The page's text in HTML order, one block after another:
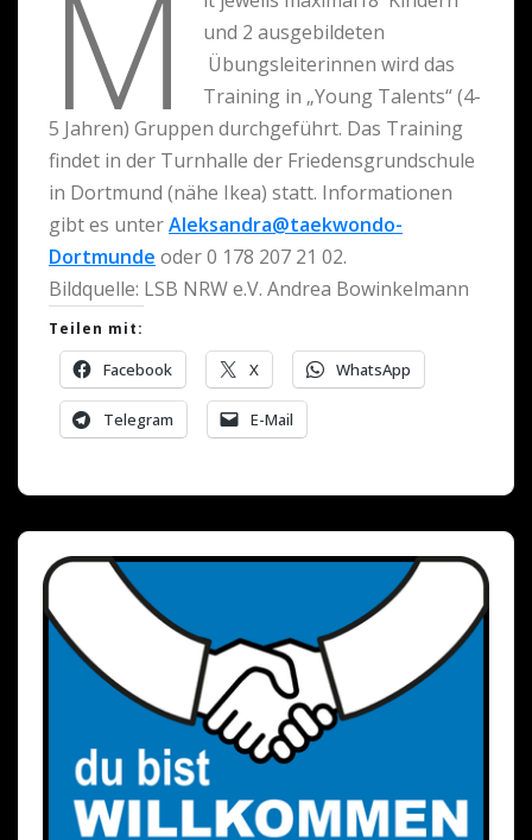
M
und 2 ausgebildeten
Übungsleiterinnen wird das
Training in „Young Talents“ (4-
5 Jahren) Gruppen durchgeführt. Das Training
findet in der Turnhalle der Friedensgrundschule
in Dortmund (nähe Ikea) statt. Informationen
gibt es unterAleksandra@taekwondo-
Dortmunde oder 0 178 207 21 02.
Bildquelle: LSB NRW e.V. Andrea Bowinkelmann
Teilen mit:
Facebook X WhatsApp
Telegram E-Mail